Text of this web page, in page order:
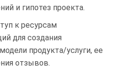
и гипотез проекта.
к ресурсам
для создания
продукта/услуги, ее
отзывов.